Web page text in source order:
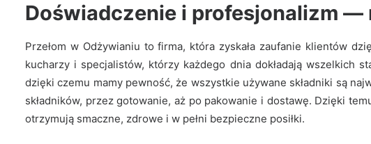
Doświadczenie i profesjonalizm —
Przełom w Odżywianiu to firma, która zyskała zaufanie klientów
kucharzy i specjalistów, którzy każdego dnia dokładają wszelkich
dzięki czemu mamy pewność, że wszystkie używane składniki są
składników, przez gotowanie, aż po pakowanie i dostawę. Dzięki
otrzymują smaczne, zdrowe i w pełni bezpieczne posiłki.